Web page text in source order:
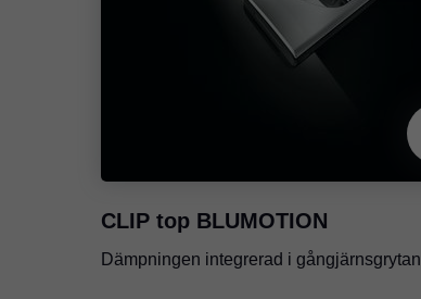
CLIP top BLUMOTION
Dämpningen integrerad i gångjärnsgrytan